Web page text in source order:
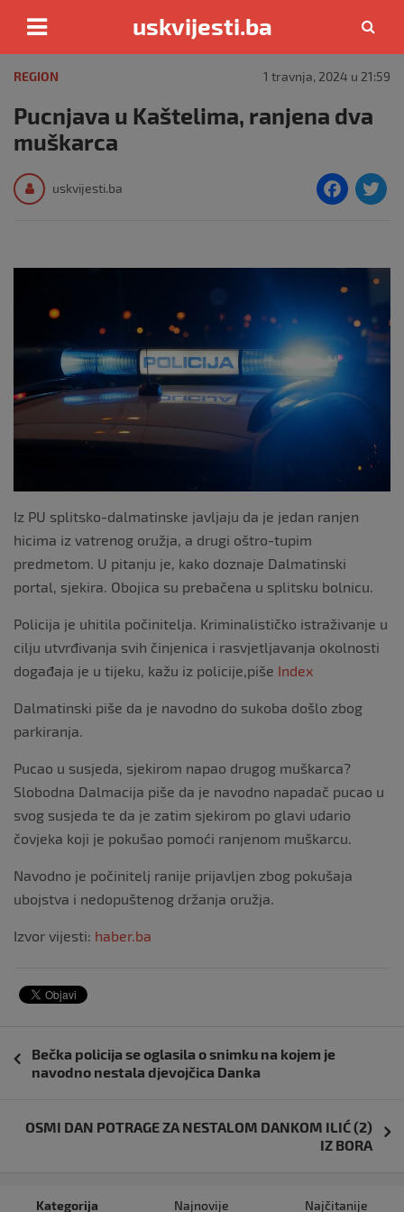
content
uskvijesti.ba
REGION 1 travnja, 2024 u 21:59
Pucnjava u Kaštelima, ranjena dva
muškarca
uskvijesti.ba
F
e
b
o
k
Iz PU splitsko-dalmatinske javljaju da je jedan ranjen
hicima iz vatrenog oružja, a drugi oštro-tupim
predmetom. U pitanju je, kako doznaje Dalmatinski
portal, sjekira. Obojica su prebačena u splitsku bolnicu.
Policija je uhitila počinitelja. Kriminalističko istraživanje u
cilju utvrđivanja svih činjenica i rasvjetljavanja okolnosti
događaja je u tijeku, kažu iz policije,piše Index
Dalmatinski piše da je navodno do sukoba došlo zbog
parkiranja.
Pucao u susjeda, sjekirom napao drugog muškarca?
Slobodna Dalmacija piše da je navodno napadač pucao u
svog susjeda te da je zatim sjekirom po glavi udario
čovjeka koji je pokušao pomoći ranjenom muškarcu.
Navodno je počinitelj ranije prijavljen zbog pokušaja
ubojstva i nedopuštenog držanja oružja.
Izvor vijesti: haber.ba
objava
Bečka policija se oglasila o snimku na kojem je
navodno nestala djevojčica Danka
OSMI DAN POTRAGE ZA NESTALOM DANKOM ILIĆ (2)
IZ BORA
Kategorija Najnovije Najčitanije